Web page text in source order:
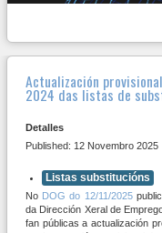
Actualización
2024 das listas de
Detalles
Published: 12 Novembro 2025
Listas substitucións
No DOG do 12/11/2025
da Dirección Xeral de
fan públicas a actualización